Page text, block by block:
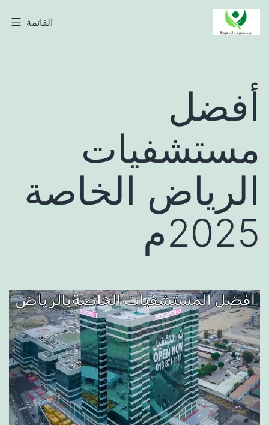
التخطي
مستشفيات
القائمة
أفضل
مستشفيات
الرياض الخاصة
2025م